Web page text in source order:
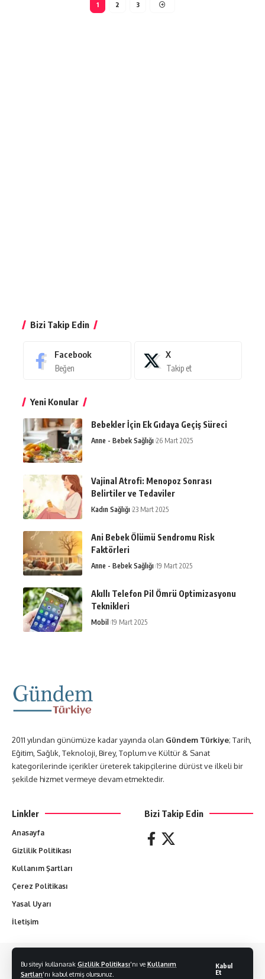
Bu siteyi kullanarak Gizlilik Politikası'nı ve Kullanım
Şartları'nı kabul etmiş olursunuz.
Kabul
Et
1 2 3
Bizi Takip Edin
Facebook
Beğen
X
Takip et
Yeni Konular
Bebekler İçin Ek Gıdaya Geçiş Süreci
Anne - Bebek Sağlığı 26 Mart 2025
Vajinal Atrofi: Menopoz Sonrası
Belirtiler ve Tedaviler
Kadın Sağlığı 23 Mart 2025
Ani Bebek Ölümü Sendromu Risk
Faktörleri
Anne - Bebek Sağlığı 19 Mart 2025
Akıllı Telefon Pil Ömrü Optimizasyonu
Teknikleri
Mobil 19 Mart 2025
2011 yılından günümüze kadar yayında olan Gündem Türkiye; Tarih,
Eğitim, Sağlık, Teknoloji, Birey, Toplum ve Kültür & Sanat
kategorilerinde içerikler üreterek takipçilerine dürüst ve ilkeli bir
şekilde hizmet vermeye devam etmektedir.
Linkler
Anasayfa
Gizlilik Politikası
Kullanım Şartları
Çerez Politikası
Yasal Uyarı
İletişim
Bizi Takip Edin
kopyalanamaz.